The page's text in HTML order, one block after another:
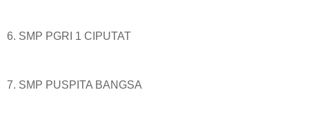
6. SMP PGRI 1 CIPUTAT
7. SMP PUSPITA BANGSA